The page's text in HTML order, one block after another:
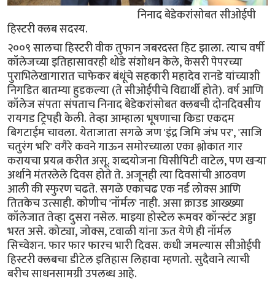
निनाद बेडेकरांसोबत सीओईपी
हिस्टरी क्लब सदस्य.
२००९ सालचा हिस्टरी वीक तुफान जबरदस्त हिट झाला. त्याच वर्षी
कॉलेजच्या इतिहासावरही थोडे संशोधन केले, केसरी पेपरच्या
पुराभिलेखागारात चाफेकर बंधूंचे सहकारी महादेव रानडे यांच्याशी
निगडित बातम्या हुडकल्या (ते सीओईपीचे विद्यार्थी होते). वर्ष आणि
कॉलेज संपता संपताच निनाद बेडेकरांसोबत क्लबची दोनदिवसीय
रायगड ट्रिपही केली. तेव्हा आम्हाला भूषणाचा किडा एकदम
बिगटाईम चावला. येताजाता सगळे जण 'इंद्र जिमि जंभ पर', 'साजि
चतुरंग भरि' वगैरे कवने गाऊन समोरच्याला एका श्लोकात गार
करायचा प्रयत्न करीत असू. शब्दयोजना घिसीपिटी वाटेल, पण खर्‍या
अर्थाने मंतरलेले दिवस होते ते. अजूनही त्या दिवसांची आठवण
आली की स्फुरण चढते. सगळे एकाचढ एक नर्ड लोक्स आणि
तितकेच उत्साही. कोणीच 'नॉर्मल' नाही. असा क्राउड आख्ख्या
कॉलेजात तेव्हा दुसरा नसेल. माझ्या होस्टेल रूमवर कॉन्स्टंट अड्डा
भरत असे. कोट्या, जोक्स, टवाळी यांना ऊत येणे ही नॉर्मल
सिच्वेशन. फार फार फारच भारी दिवस. कधी जमल्यास सीओईपी
हिस्टरी क्लबचा डीटेल इतिहास लिहावा म्हणतो. सुदैवाने त्याची
बरीच साधनसामग्री उपलब्ध आहे.